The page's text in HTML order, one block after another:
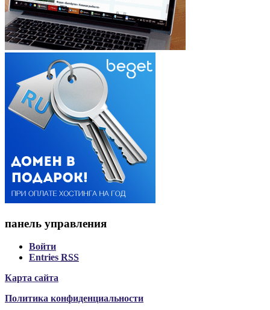
панель управления
Войти
Entries RSS
Карта сайта
Политика конфиденциальности